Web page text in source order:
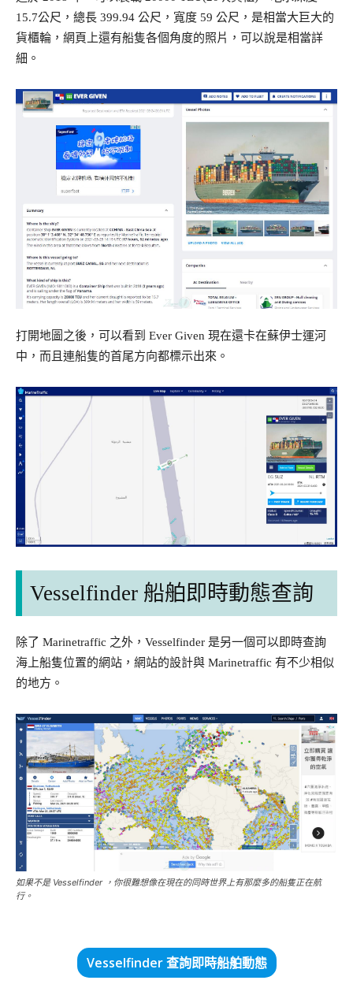
15.7公尺，總長 399.94 公尺，寬度 59 公尺，是相當大巨大的
貨櫃輪，網頁上還有船隻各個角度的照片，可以說是相當詳
細。
打開地圖之後，可以看到 Ever Given 現在還卡在蘇伊士運河
中，而且連船隻的首尾方向都標示出來。
Vesselfinder 船舶即時動態查詢
除了 Marinetraffic 之外，Vesselfinder 是另一個可以即時查詢
海上船隻位置的網站，網站的設計與 Marinetraffic 有不少相似
的地方。
如果不是 Vesselfinder ，你很難想像在現在的同時世界上有那麼多的船隻正在航
行。
Vesselfinder 查詢即時船舶動態